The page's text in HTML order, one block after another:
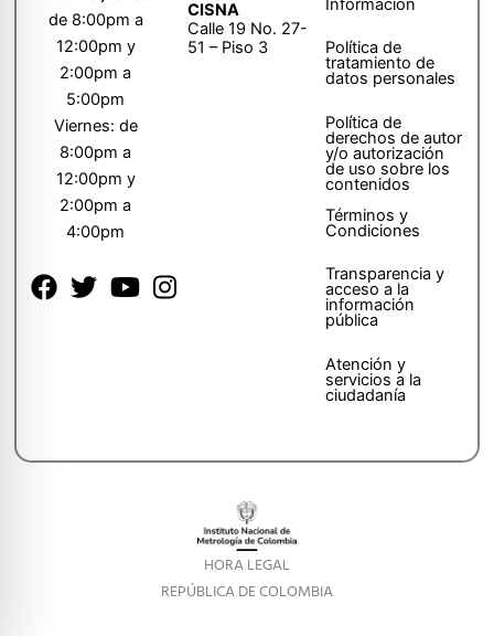
de 8:00pm a
12:00pm y
2:00pm a
5:00pm
Viernes: de
8:00pm a
12:00pm y
2:00pm a
4:00pm
CISNA
Calle 19 No. 27-
51 – Piso 3
Política de
tratamiento de
datos personales
Política de
derechos de autor
y/o autorización
de uso sobre los
contenidos
Términos y
Condiciones
Transparencia y
acceso a la
información
pública
Atención y
servicios a la
ciudadanía
HORA LEGAL
REPÚBLICA DE COLOMBIA